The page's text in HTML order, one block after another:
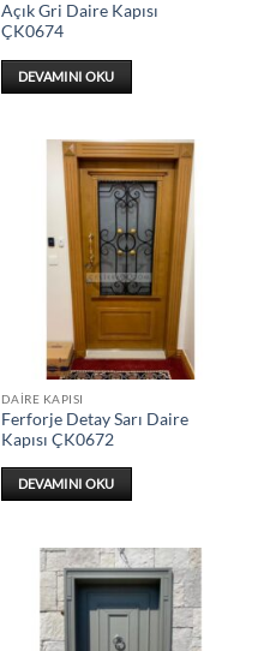
Açık Gri Daire Kapısı
ÇK0674
DEVAMINI OKU
DAIRE KAPISI
Ferforje Detay Sarı Daire
Kapısı ÇK0672
DEVAMINI OKU